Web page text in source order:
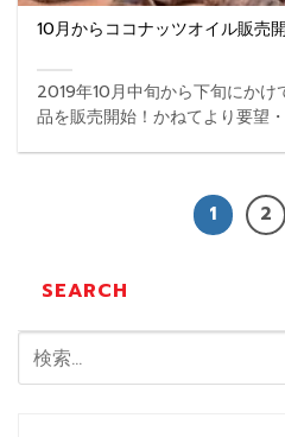
SEARCH
10月からココナッツオイル販売
2019年10月中旬から下旬にか
品を販売開始！かねてより要望
1 2